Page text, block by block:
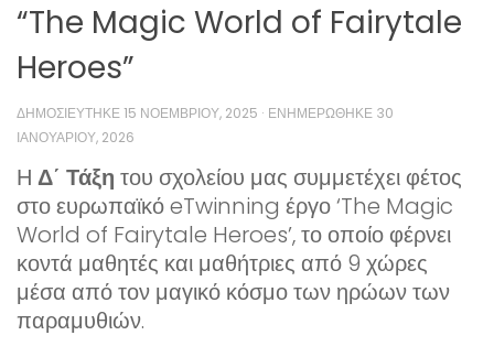
“The Magic World of Fairytale
Heroes”
ΔΗΜΟΣΙΕΎΤΗΚΕ15 ΝΟΕΜΒΡΊΟΥ, 2025 · ΕΝΗΜΕΡΏΘΗΚΕ 30
ΙΑΝΟΥΑΡΊΟΥ, 2026
Η Δ΄ Τάξη του σχολείου μας συμμετέχει φέτος
στο ευρωπαϊκό eTwinning έργο ‘The Magic
World of Fairytale Heroes’, το οποίο φέρνει
κοντά μαθητές και μαθήτριες από 9 χώρες
μέσα από τον μαγικό κόσμο των ηρώων των
παραμυθιών.